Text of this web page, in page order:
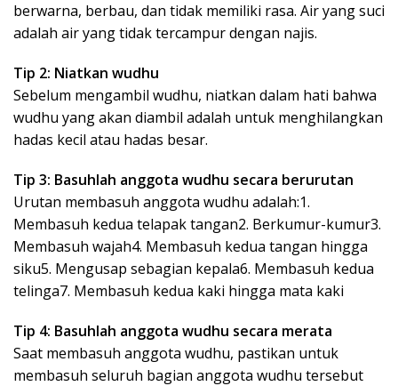
berwarna, berbau, dan tidak memiliki rasa. Air yang suci
adalah air yang tidak tercampur dengan najis.
Tip 2: Niatkan wudhu
Sebelum mengambil wudhu, niatkan dalam hati bahwa
wudhu yang akan diambil adalah untuk menghilangkan
hadas kecil atau hadas besar.
Tip 3: Basuhlah anggota wudhu secara berurutan
Urutan membasuh anggota wudhu adalah:1.
Membasuh kedua telapak tangan2. Berkumur-kumur3.
Membasuh wajah4. Membasuh kedua tangan hingga
siku5. Mengusap sebagian kepala6. Membasuh kedua
telinga7. Membasuh kedua kaki hingga mata kaki
Tip 4: Basuhlah anggota wudhu secara merata
Saat membasuh anggota wudhu, pastikan untuk
membasuh seluruh bagian anggota wudhu tersebut